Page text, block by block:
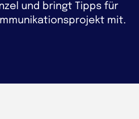
und bringt Tipps für
mit.